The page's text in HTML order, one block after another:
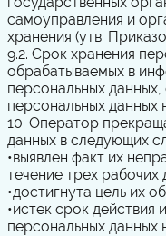
самоуправления и
хранения (утв.
9.2. Срок хранения
обрабатываемых в
персональных
персональных данных
10. Оператор
данных в следующих
•выявлен факт их
течение трех рабочих
•достигнута цель их
•истек срок действия
персональных данных